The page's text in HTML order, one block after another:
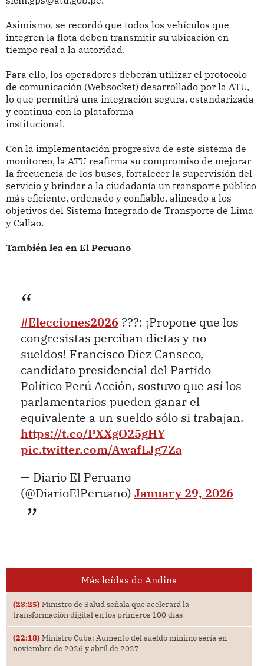
Asimismo, se recordó que todos los vehículos que
integren la flota deben transmitir su ubicación en
tiempo real a la autoridad.
Para ello, los operadores deberán utilizar el protocolo
de comunicación (Websocket) desarrollado por la ATU,
lo que permitirá una integración segura, estandarizada
y continua con la plataforma
institucional.
Con la implementación progresiva de este sistema de
monitoreo, la ATU reafirma su compromiso de mejorar
la frecuencia de los buses, fortalecer la supervisión del
servicio y brindar a la ciudadanía un transporte público
más eficiente, ordenado y confiable, alineado a los
objetivos del Sistema Integrado de Transporte de Lima
y Callao.
También lea en El Peruano
#Elecciones2026 ???: ¡Propone que los
congresistas perciban dietas y no
sueldos! Francisco Diez Canseco,
candidato presidencial del Partido
Político Perú Acción, sostuvo que así los
parlamentarios pueden ganar el
equivalente a un sueldo sólo si trabajan.
https://t.co/PXXgO25gHY
pic.twitter.com/AwafLJg7Za
— Diario El Peruano
(@DiarioElPeruano) January 29, 2026
Más leídas de Andina
(23:25) Ministro de Salud señala que acelerará la
transformación digital en los primeros 100 días
(22:18) Ministro Cuba: Aumento del sueldo mínimo sería en
noviembre de 2026 y abril de 2027